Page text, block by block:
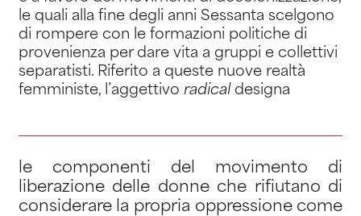
le quali alla fine degli anni Sessanta scelgono
di rompere con le formazioni politiche di
provenienza per dare vita a gruppi e collettivi
separatisti. Riferito a queste nuove realtà
femministe, l’aggettivo radicaldesigna
le componenti del movimento di
liberazione delle donne che rifiutano di
considerare la propria oppressione come